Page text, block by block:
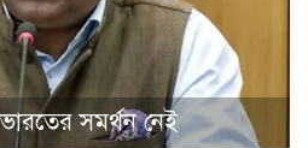
ভারতের সমর্থন নেই